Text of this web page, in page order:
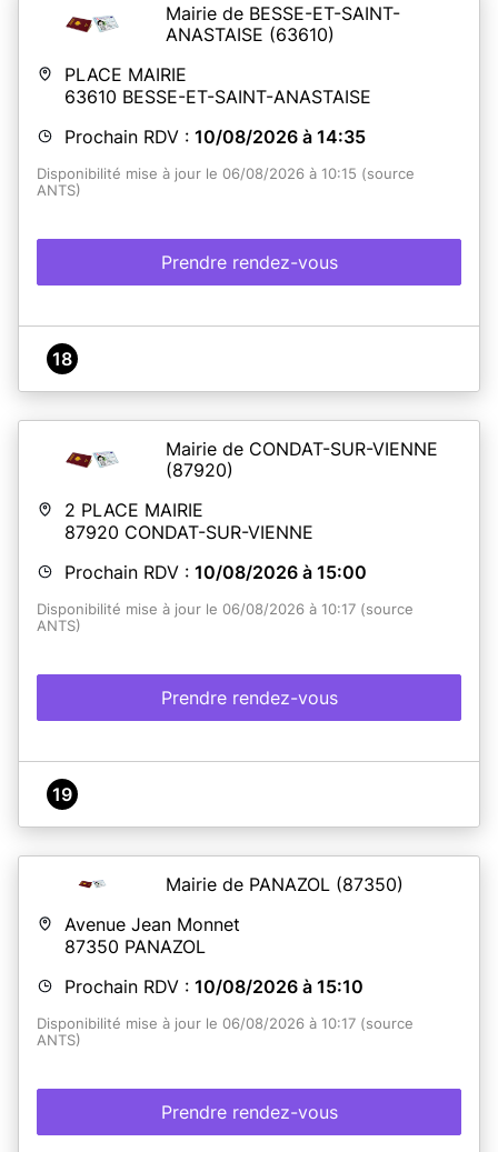
Mairie de BESSE-ET-SAINT-
ANASTAISE (63610)
PLACE MAIRIE
63610 BESSE-ET-SAINT-ANASTAISE
Prochain RDV : 10/08/2026 à 14:35
Disponibilité mise à jour le 06/08/2026 à 10:15 (source
ANTS)
Prendre rendez-vous
18
Mairie de CONDAT-SUR-VIENNE
(87920)
2 PLACE MAIRIE
87920 CONDAT-SUR-VIENNE
Prochain RDV : 10/08/2026 à 15:00
Disponibilité mise à jour le 06/08/2026 à 10:17 (source
ANTS)
Prendre rendez-vous
19
Mairie de PANAZOL (87350)
Avenue Jean Monnet
87350 PANAZOL
Prochain RDV : 10/08/2026 à 15:10
Disponibilité mise à jour le 06/08/2026 à 10:17 (source
ANTS)
Prendre rendez-vous